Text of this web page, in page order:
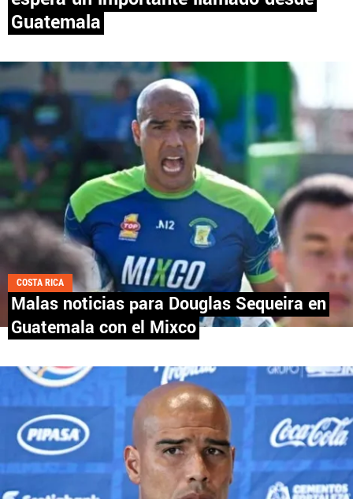
PANAMÁ
NICARAGUA
CONCACAF
FÚTBOL INTERNACIONAL
QUIENES SOMOS | STAFF | CONTACTO
Términos y Condiciones
Políticas de Privacidad
Política Editorial
Ad Choices
Fútbol Centroamérica, al igual que Futbol Sites, es
una compañía perteneciente a Better Collective.
Todos los derechos reservados.
Guatemala
COSTA RICA
Malas noticias para Douglas Sequeira en
Guatemala con el Mixco